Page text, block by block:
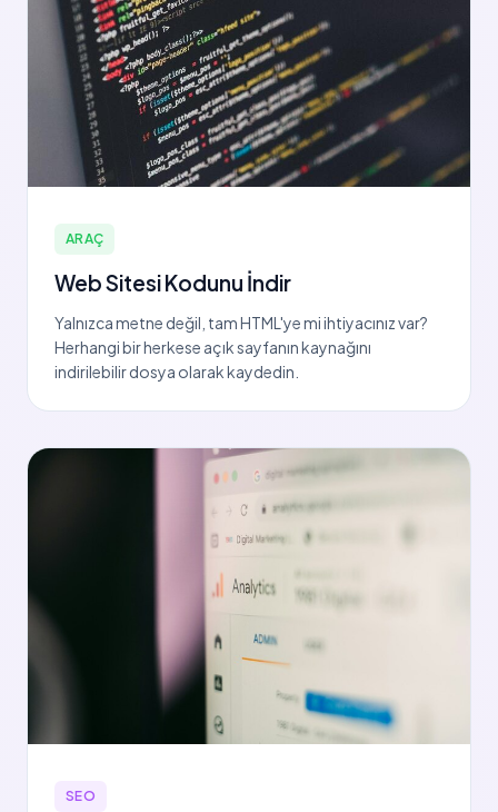
ARAÇ
Web Sitesi Kodunu İndir
Yalnızca metne değil, tam HTML'ye mi ihtiyacınız var?
Herhangi bir herkese açık sayfanın kaynağını
indirilebilir dosya olarak kaydedin.
SEO